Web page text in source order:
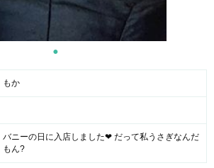
もか
バニーの日に入店しました❤︎ だって私うさぎなんだ
もん?